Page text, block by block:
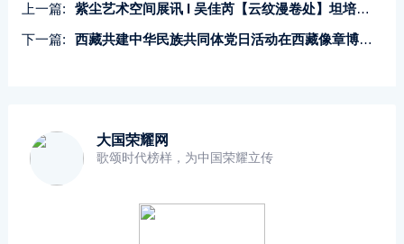
上一篇:
紫尘艺术空间展讯 I 吴佳芮【云纹漫卷处】坦培拉作品展
下一篇:
西藏共建中华民族共同体党日活动在西藏像章博物馆联合开展
大国荣耀网
歌颂时代榜样，为中国荣耀立传